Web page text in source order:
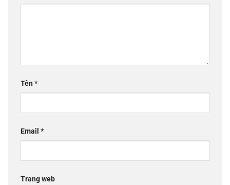
Tên*
Email *
Trang web